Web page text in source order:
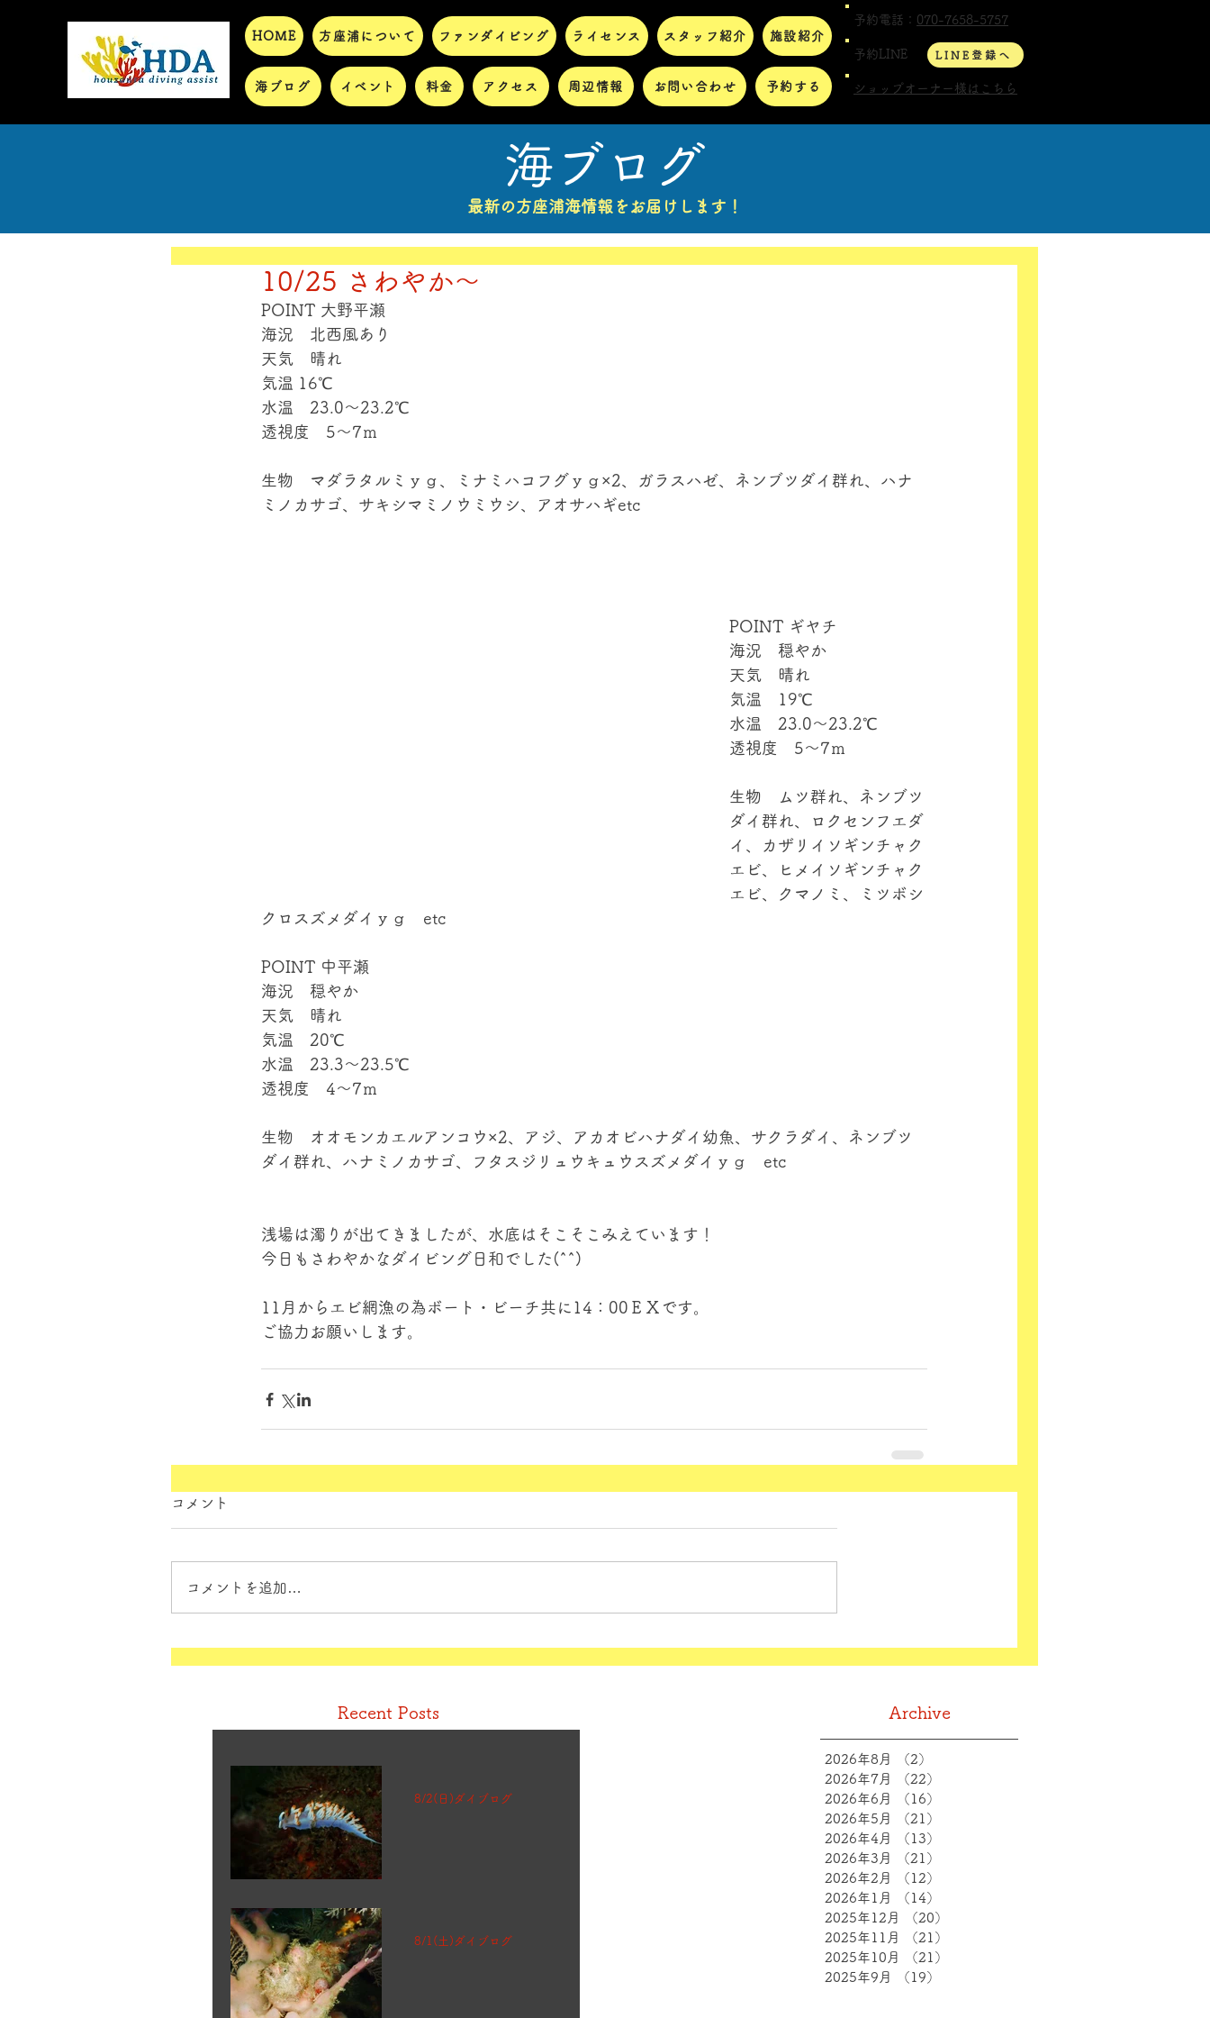
HOME 方座浦について ファンダイビング ライセンス スタッフ紹介 施設紹介
海ブログ イベント 料金 アクセス 周辺情報 お問い合わせ 予約する
予約電話： 070-7658-5757
予約LINE LINE登録へ
ショップオーナー様はこちら
海ブログ
最新の方座浦海情報をお届けします！
10/25 さわやか～
POINT 大野平瀬
海況　北西風あり
天気　晴れ
気温 16℃
水温　23.0～23.2℃
透視度　5～7ｍ
生物　マダラタルミｙｇ、ミナミハコフグｙｇ×2、ガラスハゼ、ネンブツダイ群れ、ハナ
ミノカサゴ、サキシマミノウミウシ、アオサハギetc
POINT ギヤチ
海況　穏やか
天気　晴れ
気温　19℃
水温　23.0～23.2℃
透視度　5～7ｍ
生物　ムツ群れ、ネンブツ
ダイ群れ、ロクセンフエダ
イ、カザリイソギンチャク
エビ、ヒメイソギンチャク
エビ、クマノミ、ミツボシ
クロスズメダイｙｇ　etc
POINT 中平瀬
海況　穏やか
天気　晴れ
気温　20℃
水温　23.3～23.5℃
透視度　4～7ｍ
生物　オオモンカエルアンコウ×2、アジ、アカオビハナダイ幼魚、サクラダイ、ネンブツ
ダイ群れ、ハナミノカサゴ、フタスジリュウキュウスズメダイｙｇ　etc
浅場は濁りが出てきましたが、水底はそこそこみえています！
今日もさわやかなダイビング日和でした(^^)
11月からエビ網漁の為ボート・ビーチ共に14：00ＥＸです。
ご協力お願いします。
コメント
コメントを追加…
Recent Posts
8/2(日)ダイブログ
8/1(土)ダイブログ
Archive
2026年8月 （2）
2026年7月
（22）
2026年6月
（16）
2026年5月
（21）
2026年4月
（13）
2026年3月
（21）
2026年2月
（12）
2026年1月
（14）
2025年12月
（20）
2025年11月
（21）
2025年10月
（21）
2025年9月
（19）